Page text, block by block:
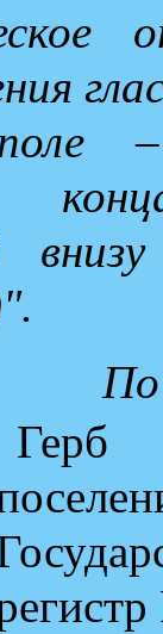
–
По
Герб